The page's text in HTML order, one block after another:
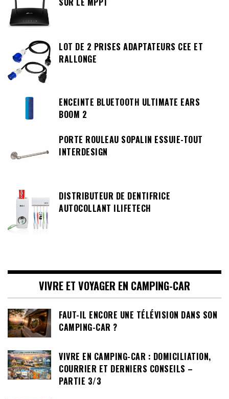
LOT DE 2 PRISES ADAPTATEURS CEE ET
RALLONGE
ENCEINTE BLUETOOTH ULTIMATE EARS
BOOM 2
PORTE ROULEAU SOPALIN ESSUIE-TOUT
INTERDESIGN
DISTRIBUTEUR DE DENTIFRICE
AUTOCOLLANT ILIFETECH
VIVRE ET VOYAGER EN CAMPING-CAR
FAUT-IL ENCORE UNE TÉLÉVISION DANS SON
CAMPING-CAR ?
VIVRE EN CAMPING-CAR : DOMICILIATION,
COURRIER ET DERNIERS CONSEILS –
PARTIE 3/3